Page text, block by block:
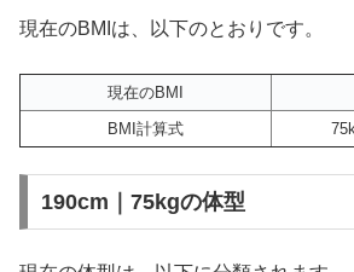
現在のBMIは、以下のとおりです。
現在のBMI
BMI計算式
190cm｜75kgの体型